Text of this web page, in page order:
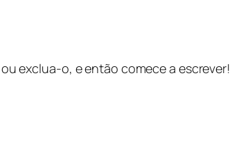
exclua-o, e então comece a escrever!